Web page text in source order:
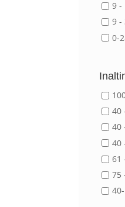
9 -
9 -
0-
40
40
40
61
75